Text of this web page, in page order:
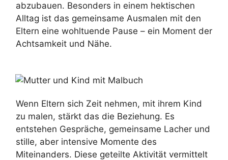
abzubauen. Besonders in einem hektischen
Alltag ist das gemeinsame Ausmalen mit den
Eltern eine wohltuende Pause – ein Moment der
Achtsamkeit und Nähe.
Wenn Eltern sich Zeit nehmen, mit ihrem Kind
zu malen, stärkt das die Beziehung. Es
entstehen Gespräche, gemeinsame Lacher und
stille, aber intensive Momente des
Miteinanders. Diese geteilte Aktivität vermittelt